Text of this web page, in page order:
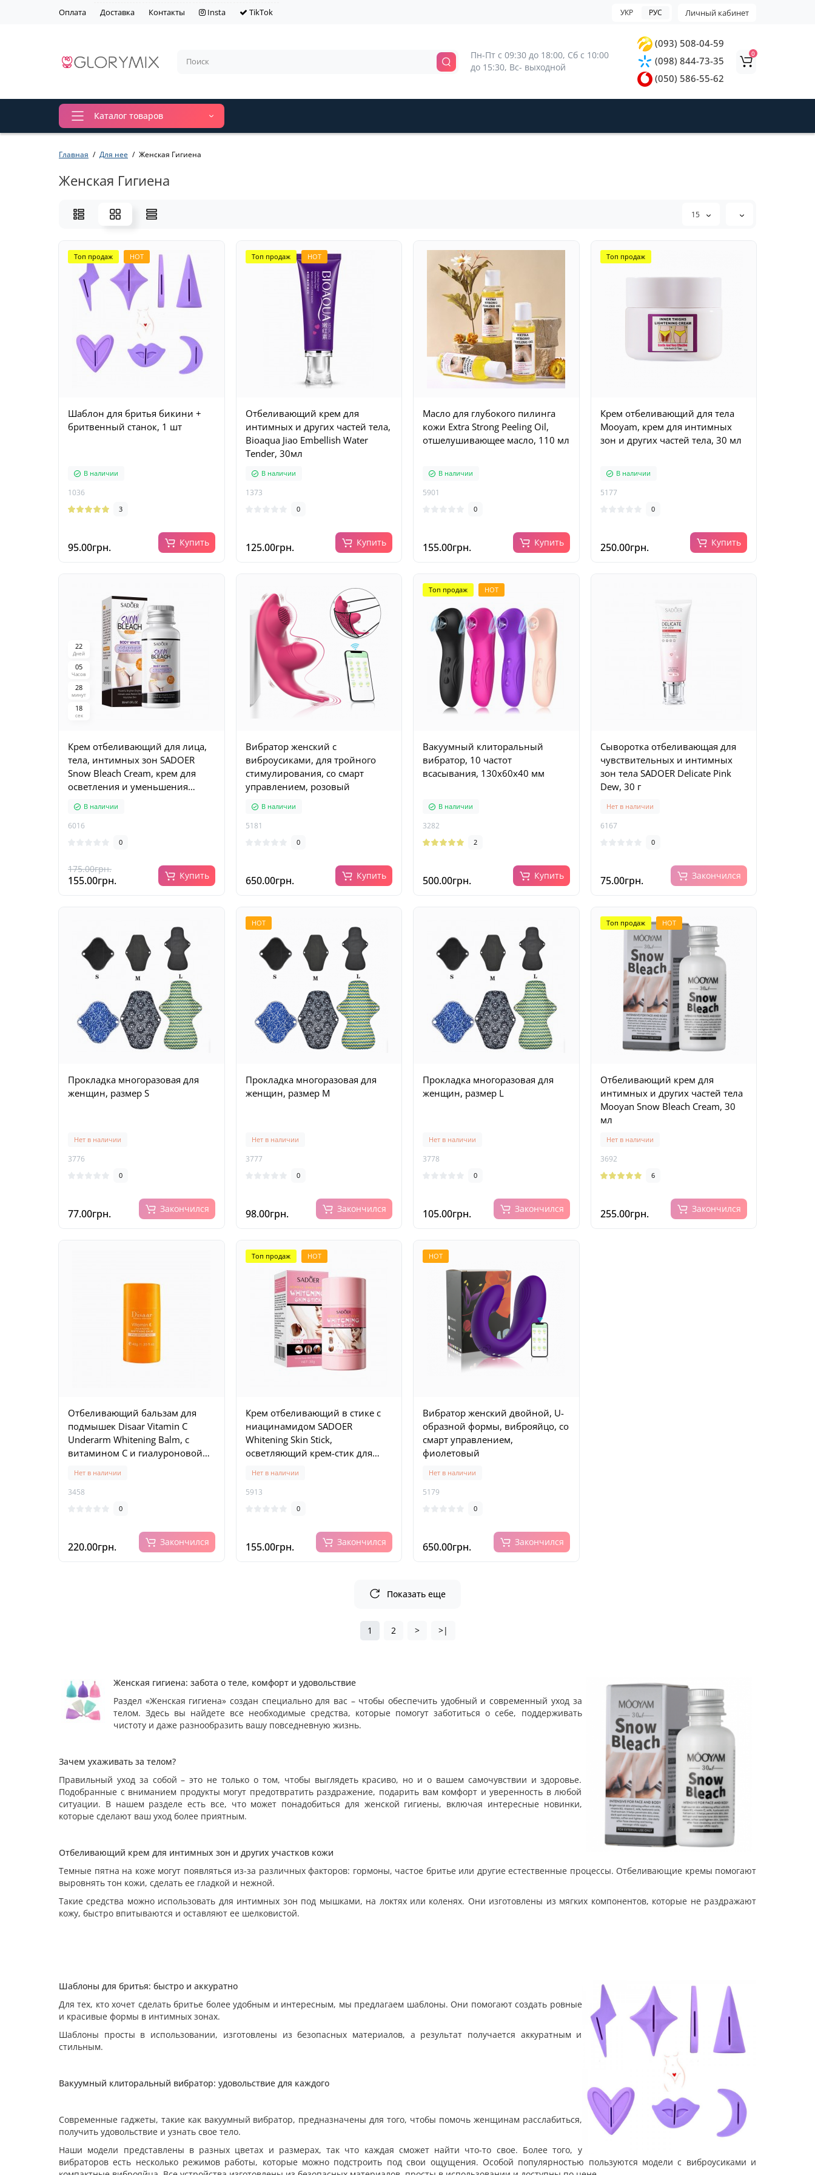
Оплата Доставка Контакты Insta TikTok Личный кабинет
УКР РУС
Пн-Пт с 09:30 до 18:00, Сб с 10:00
до 15:30, Вс- выходной
(093) 508-04-59
(098) 844-73-35
(050) 586-55-62
0
Каталог товаров
Главная Для нее Женская Гигиена
Женская Гигиена
15
Топ продаж HOT
Шаблон для бритья бикини +
бритвенный станок, 1 шт
В наличии
1036
3
95.00грн. Купить
Топ продаж HOT
Отбеливающий крем для
интимных и других частей тела,
Bioaqua Jiao Embellish Water
Tender, 30мл
В наличии
1373
0
125.00грн. Купить
Масло для глубокого пилинга
кожи Extra Strong Peeling Oil,
отшелушивающее масло, 110 мл
В наличии
5901
0
155.00грн. Купить
Топ продаж
Крем отбеливающий для тела
Mooyam, крем для интимных
зон и других частей тела, 30 мл
В наличии
5177
0
250.00грн. Купить
22
Дней
05
Часов
28
минут
16
сек
Крем отбеливающий для лица,
тела, интимных зон SADOER
Snow Bleach Cream, крем для
осветления и уменьшения
В наличии
6016
0
175.00грн.
155.00грн. Купить
Вибратор женский с
виброусиками, для тройного
стимулирования, со смарт
управлением, розовый
В наличии
5181
0
650.00грн. Купить
Топ продаж HOT
Вакуумный клиторальный
вибратор, 10 частот
всасывания, 130х60х40 мм
В наличии
3282
2
500.00грн. Купить
Сыворотка отбеливающая для
чувствительных и интимных
зон тела SADOER Delicate Pink
Dew, 30 г
Нет в наличии
6167
0
75.00грн. Закончился
Прокладка многоразовая для
женщин, размер S
Нет в наличии
3776
0
77.00грн. Закончился
HOT
Прокладка многоразовая для
женщин, размер M
Нет в наличии
3777
0
98.00грн. Закончился
Прокладка многоразовая для
женщин, размер L
Нет в наличии
3778
0
105.00грн. Закончился
Топ продаж HOT
Отбеливающий крем для
интимных и других частей тела
Mooyan Snow Bleach Cream, 30
мл
Нет в наличии
3692
6
255.00грн. Закончился
Отбеливающий бальзам для
подмышек Disaar Vitamin C
Underarm Whitening Balm, с
витамином С и гиалуроновой
Нет в наличии
3458
0
220.00грн. Закончился
Топ продаж HOT
Крем отбеливающий в стике с
ниацинамидом SADOER
Whitening Skin Stick,
осветляющий крем-стик для
Нет в наличии
5913
0
155.00грн. Закончился
HOT
Вибратор женский двойной, U-
образной формы, виброяйцо, со
смарт управлением,
фиолетовый
Нет в наличии
5179
0
650.00грн. Закончился
Показать еще
1 2 > >|
Женская гигиена: забота о теле, комфорт и удовольствие
Раздел «Женская гигиена» создан специально для вас – чтобы обеспечить удобный и современный уход за
телом. Здесь вы найдете все необходимые средства, которые помогут заботиться о себе, поддерживать
чистоту и даже разнообразить вашу повседневную жизнь.
Зачем ухаживать за телом?
Правильный уход за собой – это не только о том, чтобы выглядеть красиво, но и о вашем самочувствии и здоровье.
Подобранные с вниманием продукты могут предотвратить раздражение, подарить вам комфорт и уверенность в любой
ситуации. В нашем разделе есть все, что может понадобиться для женской гигиены, включая интересные новинки,
которые сделают ваш уход более приятным.
Отбеливающий крем для интимных зон и других участков кожи
Темные пятна на коже могут появляться из-за различных факторов: гормоны, частое бритье или другие естественные процессы. Отбеливающие кремы помогают
выровнять тон кожи, сделать ее гладкой и нежной.
Такие средства можно использовать для интимных зон под мышками, на локтях или коленях. Они изготовлены из мягких компонентов, которые не раздражают
кожу, быстро впитываются и оставляют ее шелковистой.
Шаблоны для бритья: быстро и аккуратно
Для тех, кто хочет сделать бритье более удобным и интересным, мы предлагаем шаблоны. Они помогают создать ровные
и красивые формы в интимных зонах.
Шаблоны просты в использовании, изготовлены из безопасных материалов, а результат получается аккуратным и
стильным.
Вакуумный клиторальный вибратор: удовольствие для каждого
Современные гаджеты, такие как вакуумный вибратор, предназначены для того, чтобы помочь женщинам расслабиться,
получить удовольствие и узнать свое тело.
Наши модели представлены в разных цветах и размерах, так что каждая сможет найти что-то свое. Более того, у
вибраторов есть несколько режимов работы, которые можно подстроить под свои ощущения. Особой популярностью пользуются модели с виброусиками и